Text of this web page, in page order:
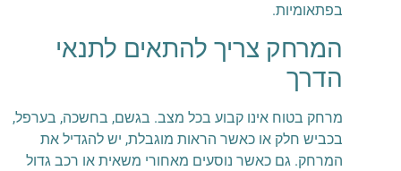
בפתאומיות.
המרחק צריך להתאים לתנאי
הדרך
מרחק בטוח אינו קבוע בכל מצב. בגשם, בחשכה, בערפל,
בכביש חלק או כאשר הראות מוגבלת, יש להגדיל את
המרחק. גם כאשר נוסעים מאחורי משאית או רכב גדול